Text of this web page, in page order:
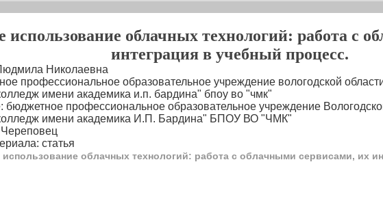
облачных технологий: работа с
интеграция в учебный процесс.
Николаевна
профессиональное образовательное учреждение вологодской
имени академика и.п. бардина" бпоу во "чмк"
бюджетное профессиональное образовательное учреждение
колледж имени академика И.П. Бардина" БПОУ ВО "ЧМК"
статья
облачных технологий: работа с облачными сервисами, их